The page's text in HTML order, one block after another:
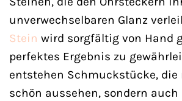
unverwechselbaren Glanz
Stein wird sorgfältig von Hand
perfektes Ergebnis zu
entstehen Schmuckstücke,
schön aussehen, sondern auch